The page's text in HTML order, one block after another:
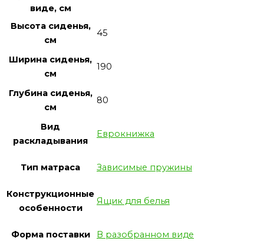
виде, см
Высота сиденья,
см
45
Ширина сиденья,
см
190
Глубина сиденья,
см
80
Вид
раскладывания
Еврокнижка
Тип матраса Зависимые пружины
Конструкционные
особенности
Ящик для белья
Форма поставки В разобранном виде